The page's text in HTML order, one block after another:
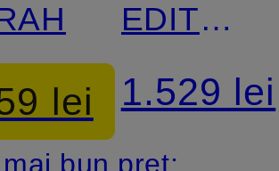
lei
bun preț:
EDITA
cu
aspect
1.529 lei